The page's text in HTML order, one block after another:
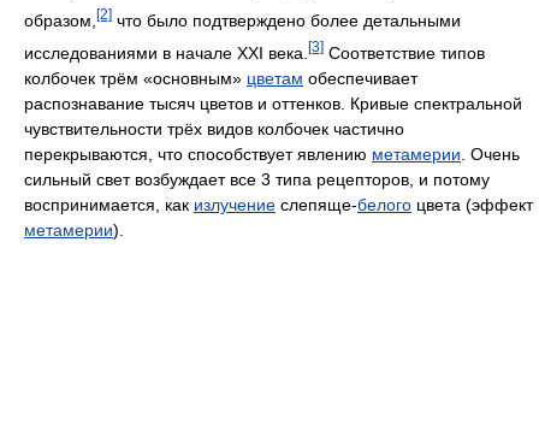
образом, [2] что было подтверждено более детальными
исследованиями в начале XXI века. [3] Соответствие типов
колбочек трём «основным» цветам обеспечивает
распознавание тысяч цветов и оттенков. Кривые спектральной
чувствительности трёх видов колбочек частично
перекрываются, что способствует явлению метамерии . Очень
сильный свет возбуждает все 3 типа рецепторов, и потому
воспринимается, как излучение слепяще-белого цвета (эффект
метамерии).